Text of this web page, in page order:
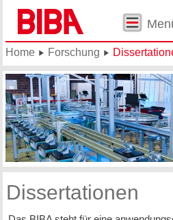
Home Forschung
Dissertationen